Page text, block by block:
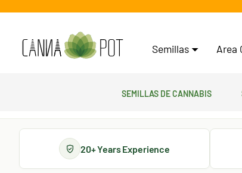
Semillas Area
Semillas de cannabis
20+ Years Experience